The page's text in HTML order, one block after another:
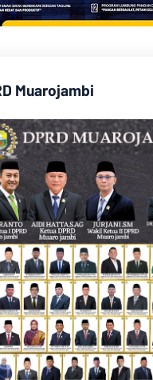
Muarojambi